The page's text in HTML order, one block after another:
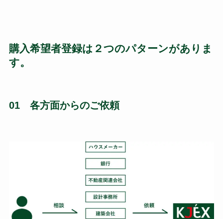
購入希望者登録は２つのパターンがありま
す。
01 各方面からのご依頼